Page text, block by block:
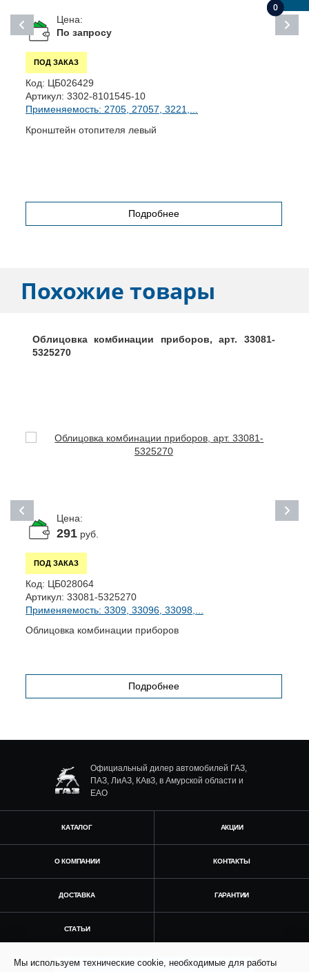
0
Цена:
По запросу
ПОД ЗАКАЗ
Код: ЦБ026429
Артикул: 3302-8101545-10
Применяемость: 2705, 27057, 3221,...
Кронштейн отопителя левый
Подробнее
Похожие товары
Облицовка комбинации приборов, арт. 33081-
5325270
Цена:
291руб.
ПОД ЗАКАЗ
Код: ЦБ028064
Артикул: 33081-5325270
Применяемость: 3309, 33096, 33098,...
Облицовка комбинации приборов
Подробнее
Официальный дилер автомобилей ГАЗ,
ПАЗ, ЛиАЗ, КАвЗ, в Амурской области и
ЕАО
КАТАЛОГ АКЦИИ
О КОМПАНИИ КОНТАКТЫ
ДОСТАВКА ГАРАНТИИ
СТАТЬИ
Мы используем технические cookie, необходимые для работы